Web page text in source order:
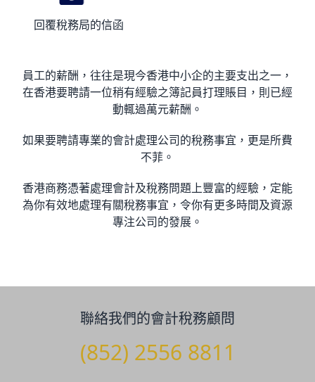
回覆稅務局的信函
員工的薪酬，往往是現今香港中小企的主要支出之一，
在香港要聘請一位稍有經驗之簿記員打理賬目，則已經
動輒過萬元薪酬。
如果要聘請專業的會計處理公司的稅務事宜，更是所費
不菲。
香港商務憑著處理會計及稅務問題上豐富的經驗，定能
為你有效地處理有關稅務事宜，令你有更多時間及資源
專注公司的發展。
聯絡我們的會計稅務顧問
(852) 2556 8811